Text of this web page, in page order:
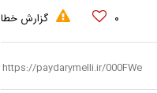
۰ گزارش خطا